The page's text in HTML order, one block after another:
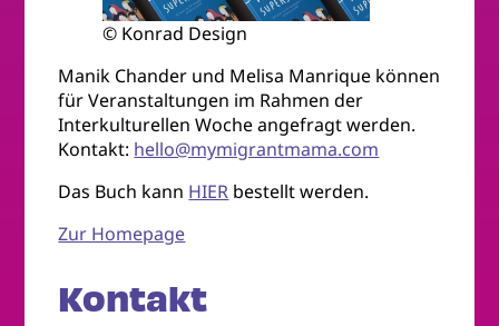
© Konrad Design
Manik Chander und Melisa Manrique können
für Veranstaltungen im Rahmen der
Interkulturellen Woche angefragt werden.
Kontakt: hello@mymigrantmama.com
Das Buch kann HIER bestellt werden.
Zur Homepage
Kontakt